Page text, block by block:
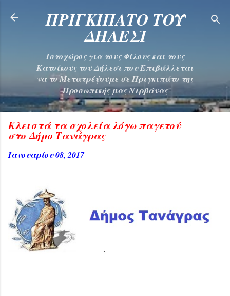
Μετάβαση στο κύριο περιεχόμενο
ΠΡΙΓΚΙΠΑΤΟ ΤΟΥ
ΔΗΛΕΣΙ
Ιστοχώρος για τους Φίλους και τους
Κατοίκους του Δήλεσι που Επιβάλλεται
να το Μετατρέψουμε σε Πριγκιπάτο της
Προσωπικής μας Νιρβάνας
Κλειστά τα σχολεία λόγω παγετού
στο Δήμο Τανάγρας
Ιανουαρίου 08, 2017